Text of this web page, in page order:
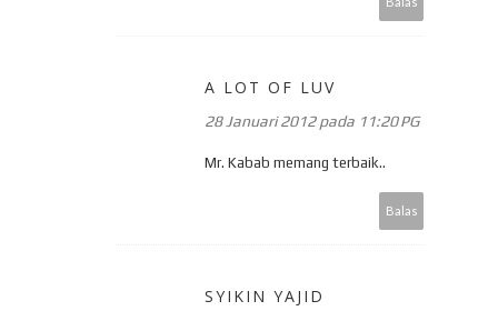
A LOT OF LUV
28 Januari 2012 pada 11:20 PG
Mr. Kabab memang terbaik..
Balas
SYIKIN YAJID